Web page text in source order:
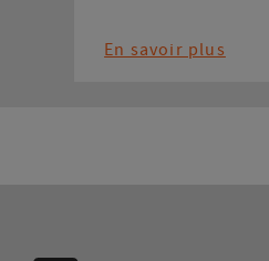
En savoir plus